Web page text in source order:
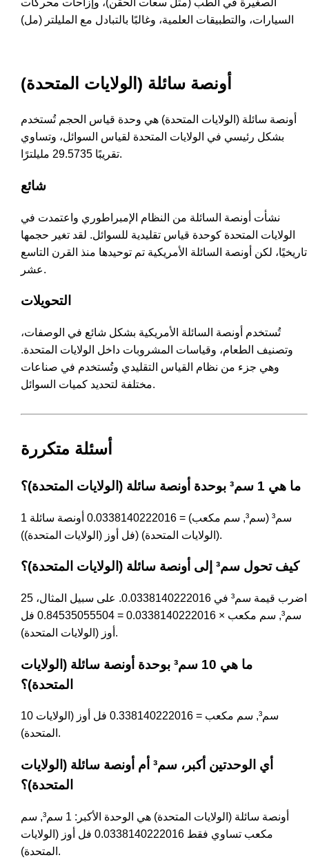
الصغيرة في الطب (مثل سعات الحقن)، وإزاحات محركات
السيارات، والتطبيقات العلمية، وغالبًا بالتبادل مع المليلتر (مل)
أونصة سائلة (الولايات المتحدة)
أونصة سائلة (الولايات المتحدة) هي وحدة قياس الحجم تُستخدم
بشكل رئيسي في الولايات المتحدة لقياس السوائل، وتساوي
تقريبًا 29.5735 مليلترًا.
شائع
نشأت أونصة السائلة من النظام الإمبراطوري واعتمدت في
الولايات المتحدة كوحدة قياس تقليدية للسوائل. لقد تغير حجمها
تاريخيًا، لكن أونصة السائلة الأمريكية تم توحيدها منذ القرن التاسع
عشر.
التحويلات
تُستخدم أونصة السائلة الأمريكية بشكل شائع في الوصفات،
وتصنيف الطعام، وقياسات المشروبات داخل الولايات المتحدة.
وهي جزء من نظام القياس التقليدي وتُستخدم في صناعات
مختلفة لتحديد كميات السوائل.
أسئلة متكررة
ما هي 1 سم³ بوحدة أونصة سائلة (الولايات المتحدة)؟
1 سم³ (سم³, سم مكعب) = 0.0338140222016 أونصة سائلة
(الولايات المتحدة) (فل أوز (الولايات المتحدة)).
كيف تحول سم³ إلى أونصة سائلة (الولايات المتحدة)؟
اضرب قيمة سم³ في 0.0338140222016. على سبيل المثال، 25
سم³, سم مكعب × 0.0338140222016 = 0.84535055504 فل
أوز (الولايات المتحدة).
ما هي 10 سم³ بوحدة أونصة سائلة (الولايات
المتحدة)؟
10 سم³, سم مكعب = 0.338140222016 فل أوز (الولايات
المتحدة).
أي الوحدتين أكبر، سم³ أم أونصة سائلة (الولايات
المتحدة)؟
أونصة سائلة (الولايات المتحدة) هي الوحدة الأكبر: 1 سم³, سم
مكعب تساوي فقط 0.0338140222016 فل أوز (الولايات
المتحدة).